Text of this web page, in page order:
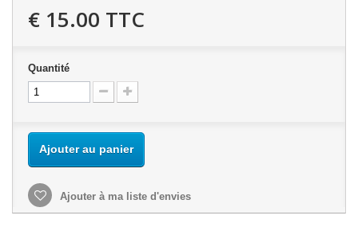
€ 15.00 TTC
Quantité
Ajouter au panier
Ajouter à ma liste d'envies